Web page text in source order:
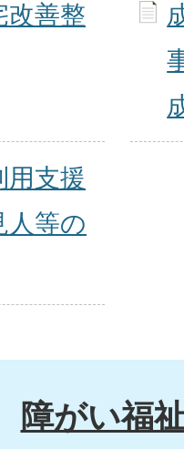
改善整
用支援
人等の
障がい福